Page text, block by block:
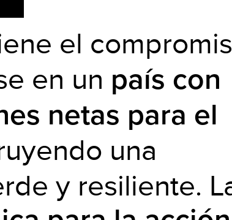
el
en un país con
netas para el
una
y resiliente.